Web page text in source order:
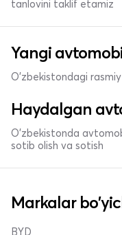
tanlovini taklif etamiz
Yangi
O'zbekistondagi
Haydalgan
O'zbekistonda
sotib olish va sotish
Markalar
BYD